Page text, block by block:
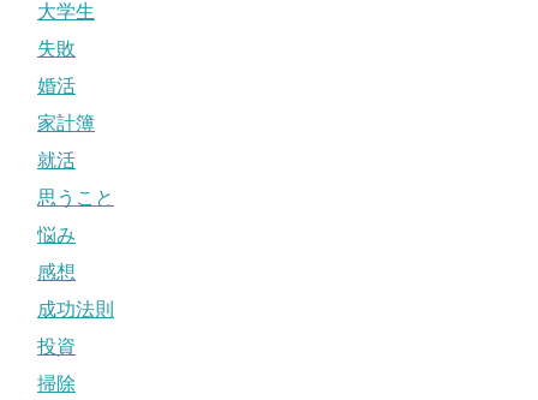
大学生
失敗
婚活
家計簿
就活
思うこと
悩み
感想
成功法則
投資
掃除